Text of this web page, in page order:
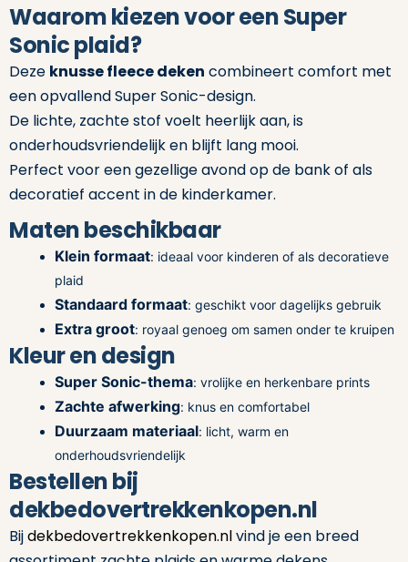
Waarom kiezen voor een Super
Sonic plaid?
Deze knusse fleece deken combineert comfort met
een opvallend Super Sonic-design.
De lichte, zachte stof voelt heerlijk aan, is
onderhoudsvriendelijk en blijft lang mooi.
Perfect voor een gezellige avond op de bank of als
decoratief accent in de kinderkamer.
Maten beschikbaar
Klein formaat: ideaal voor kinderen of als decoratieve
plaid
Standaard formaat: geschikt voor dagelijks gebruik
Extra groot: royaal genoeg om samen onder te kruipen
Kleur en design
Super Sonic-thema: vrolijke en herkenbare prints
Zachte afwerking: knus en comfortabel
Duurzaam materiaal: licht, warm en
onderhoudsvriendelijk
Bestellen bij
dekbedovertrekkenkopen.nl
Bijdekbedovertrekkenkopen.nlvind je een breed